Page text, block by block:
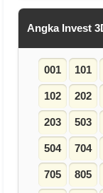
Angka Invest
001 101
102 202
203 503
504 704
705 805